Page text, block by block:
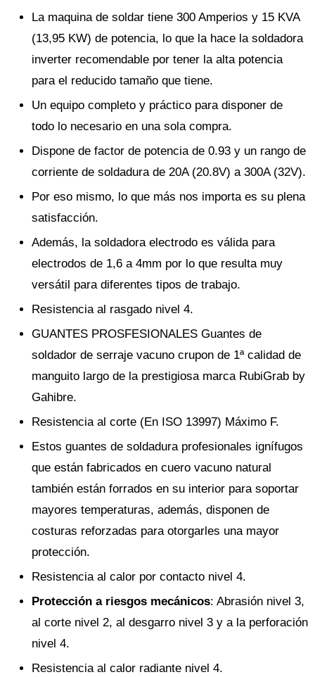
La maquina de soldar tiene 300 Amperios y 15 KVA
(13,95 KW) de potencia, lo que la hace la soldadora
inverter recomendable por tener la alta potencia
para el reducido tamaño que tiene.
Un equipo completo y práctico para disponer de
todo lo necesario en una sola compra.
Dispone de factor de potencia de 0.93 y un rango de
corriente de soldadura de 20A (20.8V) a 300A (32V).
Por eso mismo, lo que más nos importa es su plena
satisfacción.
Además, la soldadora electrodo es válida para
electrodos de 1,6 a 4mm por lo que resulta muy
versátil para diferentes tipos de trabajo.
Resistencia al rasgado nivel 4.
GUANTES PROSFESIONALES Guantes de
soldador de serraje vacuno crupon de 1ª calidad de
manguito largo de la prestigiosa marca RubiGrab by
Gahibre.
Resistencia al corte (En ISO 13997) Máximo F.
Estos guantes de soldadura profesionales ignífugos
que están fabricados en cuero vacuno natural
también están forrados en su interior para soportar
mayores temperaturas, además, disponen de
costuras reforzadas para otorgarles una mayor
protección.
Resistencia al calor por contacto nivel 4.
Protección a riesgos mecánicos: Abrasión nivel 3,
al corte nivel 2, al desgarro nivel 3 y a la perforación
nivel 4.
Resistencia al calor radiante nivel 4.